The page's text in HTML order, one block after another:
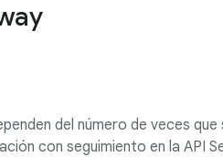
del número de veces que
con seguimiento en la API